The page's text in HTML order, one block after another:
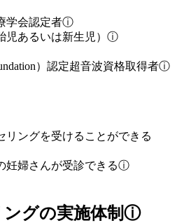
学会認定者ⓘ
あるいは新生児） ⓘ
）認定超音波資格取得者ⓘ
リングを受けることができる
妊婦さんが受診できるⓘ
グの実施体制ⓘ